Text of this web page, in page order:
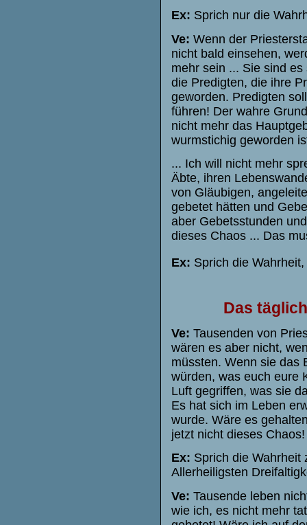
Ex: Sprich nur die
Ve: Wenn der
nicht bald einsehen,
mehr sein ... Sie sind
die Predigten, die ihre
geworden. Predigten
führen! Der wahre
nicht mehr das
wurmstichig geworden
... Ich will nicht mehr
Äbte, ihren
von Gläubigen,
gebetet hätten und
aber Gebetsstunden
dieses Chaos ... Das
Ex: Sprich die
Das
Ve: Tausenden von
wären es aber nicht,
müssten. Wenn sie das
würden, was euch eure
Luft gegriffen, was sie
Es hat sich im Leben
wurde. Wäre es
jetzt nicht dieses Chaos!
Ex: Sprich die Wahrheit
Allerheiligsten
Ve: Tausende leben
wie ich, es nicht mehr